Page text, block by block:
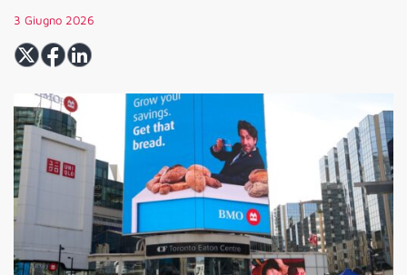
3 Giugno 2026